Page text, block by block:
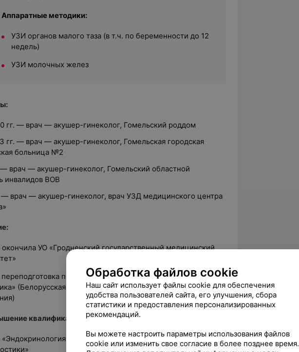
Аппаратные методики:
УЗИ органов малого таза (в т.ч. по беременности до 12
недель)
УЗИ молочных желез
гг. — врач — акушер-гинеколог, Гомельский роддом
гг. — врач — акушер-гинеколог, Гомельская городская
больница №2
врач — акушер-гинеколог, Гомельский областной
инвалидов ВОВ
врач — акушер-гинеколог, врач УЗД медицинского центра
УО «Гродненский государственный медицинский
по специальности «Ультразвуковая
(Белорусская медицинская академия последипломного
квалификации:
в акушерстве и гинекологии с основами
Обработка файлов cookie
Наш сайт использует файлы cookie для обеспечения
удобства пользователей сайта, его улучшения, сбора
статистики и предоставления персонализированных
рекомендаций.
Вы можете настроить параметры использования файлов
cookie или изменить свое согласие в более позднее время.